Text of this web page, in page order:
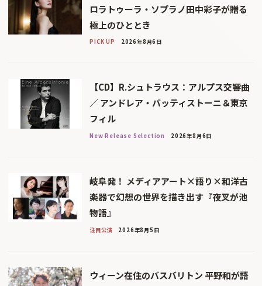
ロラトゥーラ・ソプラノ田中彩子が贈る
極上のひととき
PICK UP 2026年8月6日
【CD】R.シュトラウス：アルプス交響曲
／ アンドレア・バッティストーニ＆東京
フィル
New Release Selection 2026年8月6日
岐阜発！ メディアアート×語り×和洋古
楽器で幻想の世界を描き出す『夜叉が池
物語』
注目公演 2026年8月5日
ウィーン在住のバスバリトン 平野和が語